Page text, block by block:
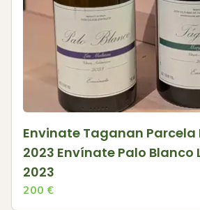
Envinate Taganan
2023 Envínate Palo Blanco
2023
200 €